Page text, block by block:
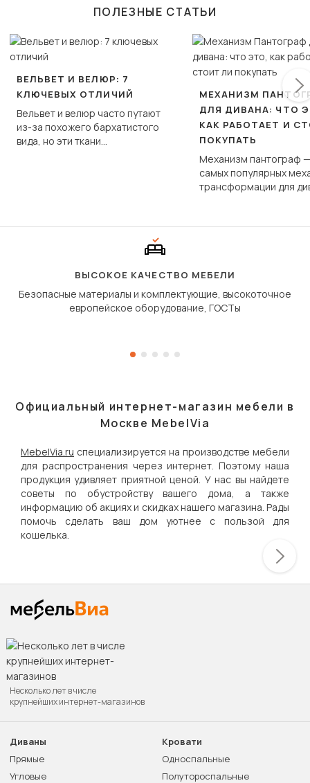
ПОЛЕЗНЫЕ СТАТЬИ
ВЕЛЬВЕТ И ВЕЛЮР: 7
КЛЮЧЕВЫХ ОТЛИЧИЙ
Вельвет и велюр часто путают
из-за похожего бархатистого
вида, но эти ткани
МЕХАНИЗМ
ДЛЯ ДИВАНА: ЧТО
КАК РАБОТАЕТ И
ПОКУПАТЬ
Механизм пантограф
самых популярных
трансформации для
сиденье не
дугообразной
ВЫСОКОЕ КАЧЕСТВО МЕБЕЛИ
Безопасные материалы и комплектующие, высокоточное
европейское оборудование, ГОСТы
Официальный интернет-магазин мебели в
Москве MebelVia
MebelVia.ru специализируется на производстве мебели
для распространения через интернет. Поэтому наша
продукция удивляет приятной ценой. У нас вы найдете
советы по обустройству вашего дома, а также
информацию об акциях и скидках нашего магазина. Рады
помочь сделать ваш дом уютнее с пользой для
кошелька.
Несколько лет в числе
крупнейших интернет-магазинов
Диваны
Прямые
Угловые
Кровати
Односпальные
Полутороспальные